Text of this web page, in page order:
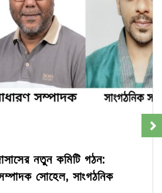
নতুন কমিটি গঠন:
সোহেল, সাংগঠনিক